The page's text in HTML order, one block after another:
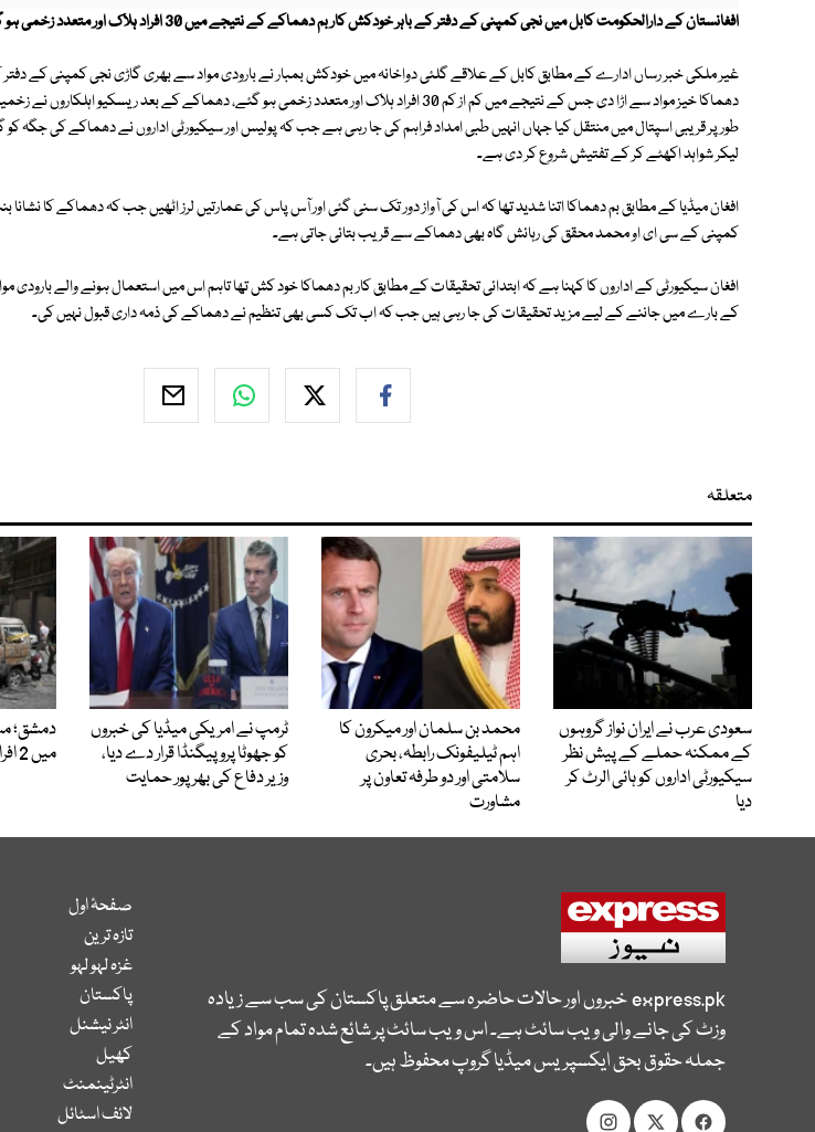
افغانستان کے دارالحکومت کابل میں نجی کمپنی کے دفتر کے باہر خودکش کار بم دھماکے کے نتیجے میں 30 افراد ہلاک اور متعدد زخمی ہو گئے۔
غیر ملکی خبر رساں ادارے کے مطابق کابل کے علاقے گلئی دواخانہ میں خودکش بمبار نے بارودی مواد سے بھری گاڑی نجی کمپنی کے دفتر
دھماکا خیز مواد سے اڑا دی جس کے نتیجے میں کم از کم 30 افراد ہلاک اور متعدد زخمی ہو گئے، دھماکے کے بعد ریسکیو اہلکاروں
طور پر قریبی اسپتال میں منتقل کیا جہاں انہیں طبی امداد فراہم کی جا رہی ہے جب کہ پولیس اور سیکیورٹی اداروں نے دھماکے کی جگہ
لیکر شواہد اکھٹے کر کے تفتیش شروع کر دی ہے۔
افغان میڈیا کے مطابق بم دھماکا اتنا شدید تھا کہ اس کی آواز دور تک سنی گئی اور آس پاس کی عمارتیں لرز اٹھیں جب کہ دھماکے کا نشانا
کمپنی کے سی ای او محمد محقق کی رہائش گاہ بھی دھماکے سے قریب بتائی جاتی ہے۔
افغان سیکیورٹی کے اداروں کا کہنا ہے کہ ابتدائی تحقیقات کے مطابق کار بم دھماکا خود کش تھا تاہم اس میں استعمال ہونے والے بارودی
کے بارے میں جاننے کے لیے مزید تحقیقات کی جا رہی ہیں جب کہ اب تک کسی بھی تنظیم نے دھماکے کی ذمہ داری قبول نہیں کی۔
متعلقہ
سعودی عرب نے ایران نواز گروہوں
کے ممکنہ حملے کے پیش نظر
سیکیورٹی اداروں کو ہائی الرٹ کر
دیا
محمد بن سلمان اور میکرون کا
اہم ٹیلیفونک رابطہ، بحری
سلامتی اور دو طرفہ تعاون پر
مشاورت
ٹرمپ نے امریکی میڈیا کی خبروں
کو جھوٹا پروپیگنڈا قرار دے دیا،
وزیر دفاع کی بھرپور حمایت
دمشق؛
میں 2 افراد جاں بحق اور 13 زخمی
express.pkخبروں اور حالات حاضرہ سے متعلق پاکستان کی سب سے زیادہ
وزٹ کی جانے والی ویب سائٹ ہے۔ اس ویب سائٹ پر شائع شدہ تمام مواد کے
جملہ حقوق بحق ایکسپریس میڈیا گروپ محفوظ ہیں۔
صفحۂ اول
تازہ ترین
غزہ لہو لہو
پاکستان
انٹر نیشنل
کھیل
انٹرٹینمنٹ
لائف اسٹائل